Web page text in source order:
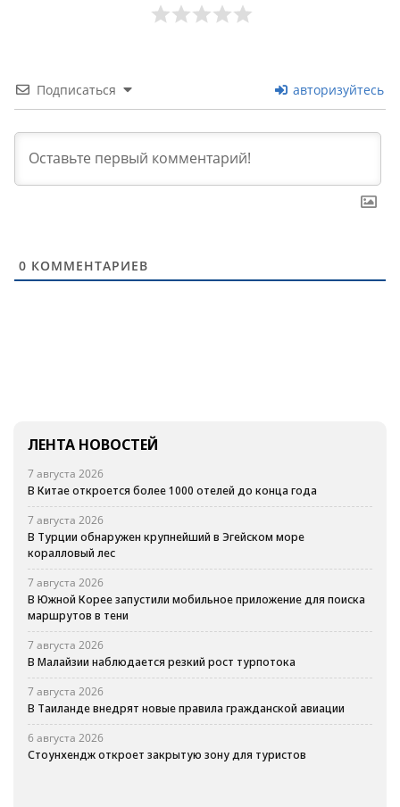
Подписаться авторизуйтесь
0 КОММЕНТАРИЕВ
ЛЕНТА НОВОСТЕЙ
7 августа 2026
В Китае откроется более 1000 отелей до конца года
7 августа 2026
В Турции обнаружен крупнейший в Эгейском море
коралловый лес
7 августа 2026
В Южной Корее запустили мобильное приложение для поиска
маршрутов в тени
7 августа 2026
В Малайзии наблюдается резкий рост турпотока
7 августа 2026
В Таиланде внедрят новые правила гражданской авиации
6 августа 2026
Стоунхендж откроет закрытую зону для туристов